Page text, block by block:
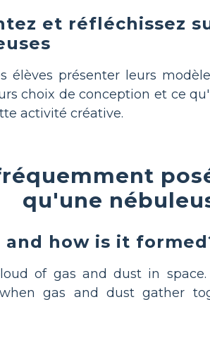
et réfléchissez
élèves présenter leurs
choix de conception et ce
activité créative.
qu'une
how is it
of gas and dust in
gas and dust gather